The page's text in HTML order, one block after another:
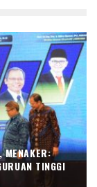
MENAKER:
TINGGI